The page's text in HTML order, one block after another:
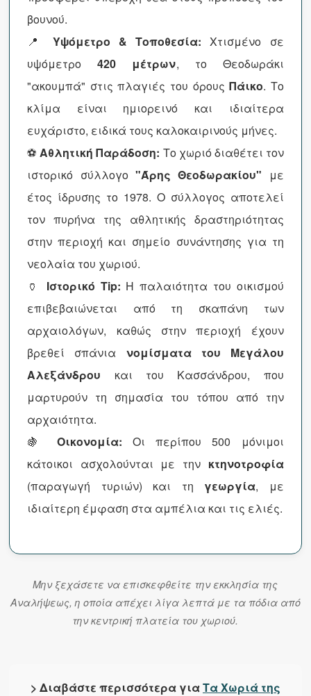
βουνού.
📍 Υψόμετρο & Τοποθεσία: Χτισμένο σε
υψόμετρο420 μέτρων, το Θεοδωράκι
"ακουμπά" στις πλαγιές του όρουςΠάικο. Το
κλίμα είναι ημιορεινό και ιδιαίτερα
ευχάριστο, ειδικά τους καλοκαιρινούς μήνες.
⚽ Αθλητική Παράδοση: Το χωριό διαθέτει τον
ιστορικό σύλλογο "Άρης Θεοδωρακίου" με
έτος ίδρυσης το 1978. Ο σύλλογος αποτελεί
τον πυρήνα της αθλητικής δραστηριότητας
στην περιοχή και σημείο συνάντησης για τη
νεολαία του χωριού.
🏺 Ιστορικό Tip: Η παλαιότητα του οικισμού
επιβεβαιώνεται από τη σκαπάνη των
αρχαιολόγων, καθώς στην περιοχή έχουν
βρεθεί σπάνια νομίσματα του Μεγάλου
Αλεξάνδρου και του Κασσάνδρου, που
μαρτυρούν τη σημασία του τόπου από την
αρχαιότητα.
🍇 Οικονομία: Οι περίπου 500 μόνιμοι
κάτοικοι ασχολούνται με την κτηνοτροφία
(παραγωγή τυριών) και τη γεωργία, με
ιδιαίτερη έμφαση στα αμπέλια και τις ελιές.
Μην ξεχάσετε να επισκεφθείτε την εκκλησία της
Αναλήψεως, η οποία απέχει λίγα λεπτά με τα πόδια από
την κεντρική πλατεία του χωριού.
> Διαβάστε περισσότερα γιαΤα Χωριά της